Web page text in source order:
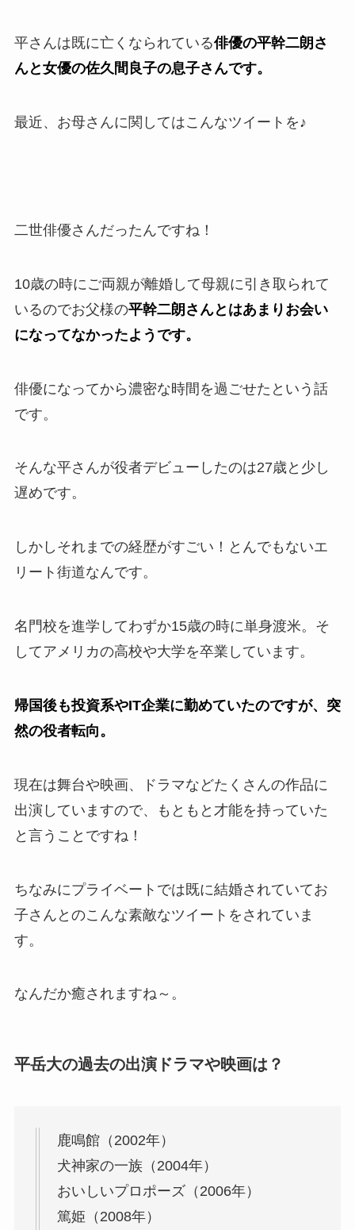
平さんは既に亡くなられている俳優の平幹二朗さ
んと女優の佐久間良子の息子さんです。
最近、お母さんに関してはこんなツイートを♪
二世俳優さんだったんですね！
10歳の時にご両親が離婚して母親に引き取られて
いるのでお父様の平幹二朗さんとはあまりお会い
になってなかったようです。
俳優になってから濃密な時間を過ごせたという話
です。
そんな平さんが役者デビューしたのは27歳と少し
遅めです。
しかしそれまでの経歴がすごい！とんでもないエ
リート街道なんです。
名門校を進学してわずか15歳の時に単身渡米。そ
してアメリカの高校や大学を卒業しています。
帰国後も投資系やIT企業に勤めていたのですが、突
然の役者転向。
現在は舞台や映画、ドラマなどたくさんの作品に
出演していますので、もともと才能を持っていた
と言うことですね！
ちなみにプライベートでは既に結婚されていてお
子さんとのこんな素敵なツイートをされていま
す。
なんだか癒されますね～。
平岳大の過去の出演ドラマや映画は？
鹿鳴館（2002年）
犬神家の一族（2004年）
おいしいプロポーズ（2006年）
篤姫（2008年）